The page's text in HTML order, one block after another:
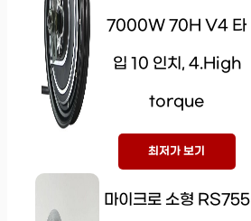
7000W 70H V4 타
입 10 인치, 4.High
torque
최저가 보기
마이크로 소형 RS755